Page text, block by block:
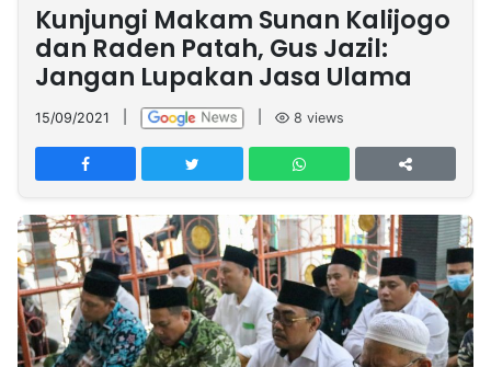
Nasional
International
Olahraga
Entertainment
Daerah
Pariwisata
Kuliner
Kolom
Network
PT
TREETAN
INDONESIA
Partner
Insight
Suara
Lens
Daily
Jalan
Idealita
Kita
Dinamikapost.com
Radar
Seedbacklink
Kunjungi Makam Sunan Kalijogo
dan Raden Patah, Gus Jazil:
Jangan Lupakan Jasa Ulama
15/09/2021 8 views